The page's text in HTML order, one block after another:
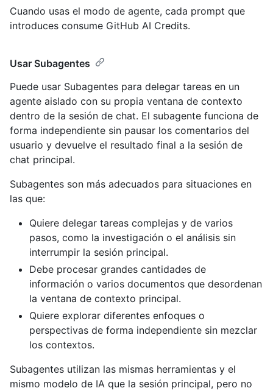
Cuando usas el modo de agente, cada prompt que
introduces consume GitHub AI Credits.
Usar Subagentes
Puede usar Subagentes para delegar tareas en un
agente aislado con su propia ventana de contexto
dentro de la sesión de chat. El subagente funciona de
forma independiente sin pausar los comentarios del
usuario y devuelve el resultado final a la sesión de
chat principal.
Subagentes son más adecuados para situaciones en
las que:
Quiere delegar tareas complejas y de varios
pasos, como la investigación o el análisis sin
interrumpir la sesión principal.
Debe procesar grandes cantidades de
información o varios documentos que desordenan
la ventana de contexto principal.
Quiere explorar diferentes enfoques o
perspectivas de forma independiente sin mezclar
los contextos.
Subagentes utilizan las mismas herramientas y el
mismo modelo de IA que la sesión principal, pero no